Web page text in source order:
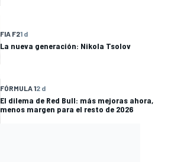
FIA F21 d
La nueva generación: Nikola Tsolov
FÓRMULA 12 d
El dilema de Red Bull: más mejoras ahora,
menos margen para el resto de 2026